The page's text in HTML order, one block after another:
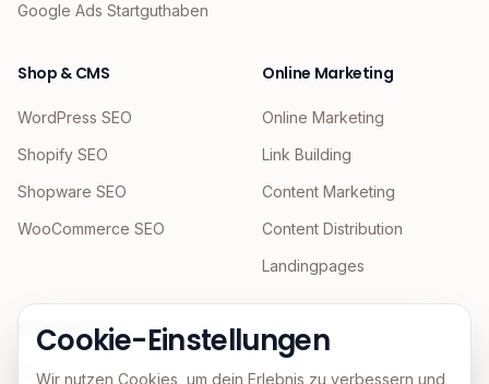
Google Ads Startguthaben
Shop & CMS
WordPress SEO
Shopify SEO
Shopware SEO
WooCommerce SEO
Online Marketing
Online Marketing
Link Building
Content Marketing
Content Distribution
Landingpages
KI & Agentic
GEO
Cookie-Einstellungen
Wir nutzen Cookies, um dein Erlebnis zu verbessern und